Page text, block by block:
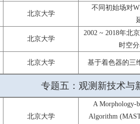
北京大学
不同初始场对
北京大学
2002 ~ 2018年北
时空
北京大学 基于着色器的三
专题五 ： 观测新技术与
北京大学
A Morphology-
Algorithm